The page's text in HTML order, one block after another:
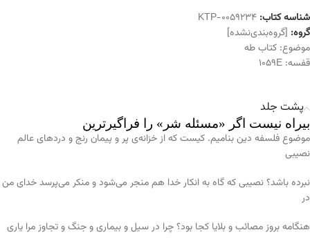
شناسه کتاب: KTP-0059234
گروه: [گروه‌بندی‌نشده]
موضوع: کتاب طه
قفسه: 1059E
پشت جلد
بیراه نیست اگر «مسئله شر» را فراگیرترین
موضوع فلسفه دین بنامیم. کیست که از خزانه‌ی پر و پیمان رنج و دردهای عالم
نصیبی
نبرده باشد؟ نصیبی که گاه به انکار خدا هم منجر می‌شود و منکر می‌پرسد خدای من
در
هنگامه بروز مصائب و بلایا کجا بود؟ چرا در سیل و بیماری و جنگ و تجاوز مرا یاری